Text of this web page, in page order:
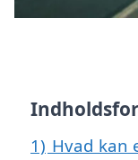
1) Hvad kan